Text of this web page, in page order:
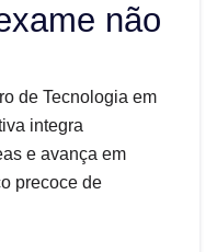
não
de Tecnologia em
integra
e avança em
precoce de